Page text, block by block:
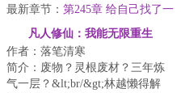
的他，毅然决然的...
最新章节： 第245章 给自己找了一
个风水宝地
凡人修仙：我能无限重生
作者：落笔清寒
简介：废物？灵根废材？三年炼
气一层？&lt;br/&gt;林越懒得解